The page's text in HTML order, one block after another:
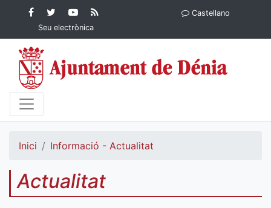
Contingut principalFacebook
Ajuntament de Dénia
Twitter
Ajuntament de
Dénia
YouTube
Ajuntament
de Dénia
Ajuntament
Seu electrònica
Castellano
Inici Informació - Actualitat
Actualitat